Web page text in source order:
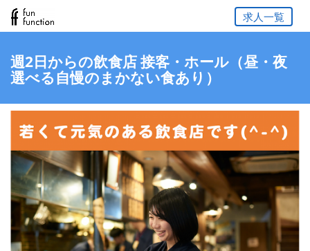
求人一覧
週2日からの飲食店 接客・ホール（昼・夜
選べる自慢のまかない食あり）